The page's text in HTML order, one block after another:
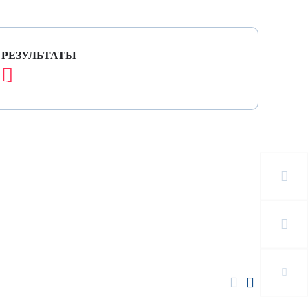
РЕЗУЛЬТАТЫ